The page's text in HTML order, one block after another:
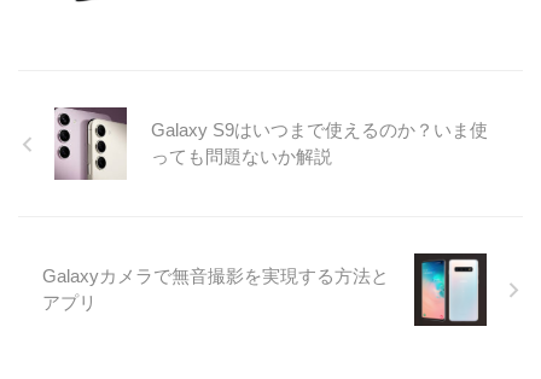
Galaxy S9はいつまで使えるのか？いま使
っても問題ないか解説
Galaxyカメラで無音撮影を実現する方法と
アプリ